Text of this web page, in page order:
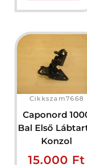
Cikkszam7668
Caponord
Bal Első
Konzol
15.000 Ft